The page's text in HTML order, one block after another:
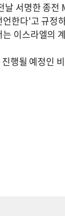
서명한 종
한다'고 규정
이스라엘의
행될 예정인